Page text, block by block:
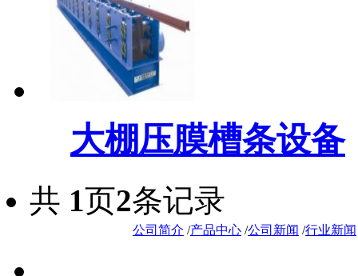
大棚压膜槽条设备
共 1页2条记录
公司简介 /产品中心 /公司新闻 /行业新闻